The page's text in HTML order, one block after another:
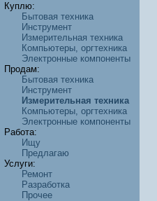
Куплю:
Бытовая техника
Инструмент
Измерительная техника
Компьютеры, оргтехника
Электронные компоненты
Продам:
Бытовая техника
Инструмент
Измерительная техника
Компьютеры, оргтехника
Электронные компоненты
Работа:
Ищу
Предлагаю
Услуги:
Ремонт
Разработка
Прочее